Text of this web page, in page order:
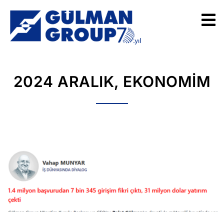
2024 ARALIK, EKONOMIM